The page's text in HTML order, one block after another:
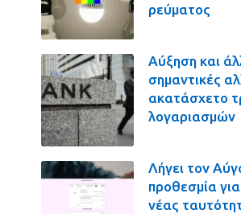
ρεύματος
Αύξηση και
σημαντικές
ακατάσχετο
λογαριασμών
Λήγει τον
προθεσμία
νέας